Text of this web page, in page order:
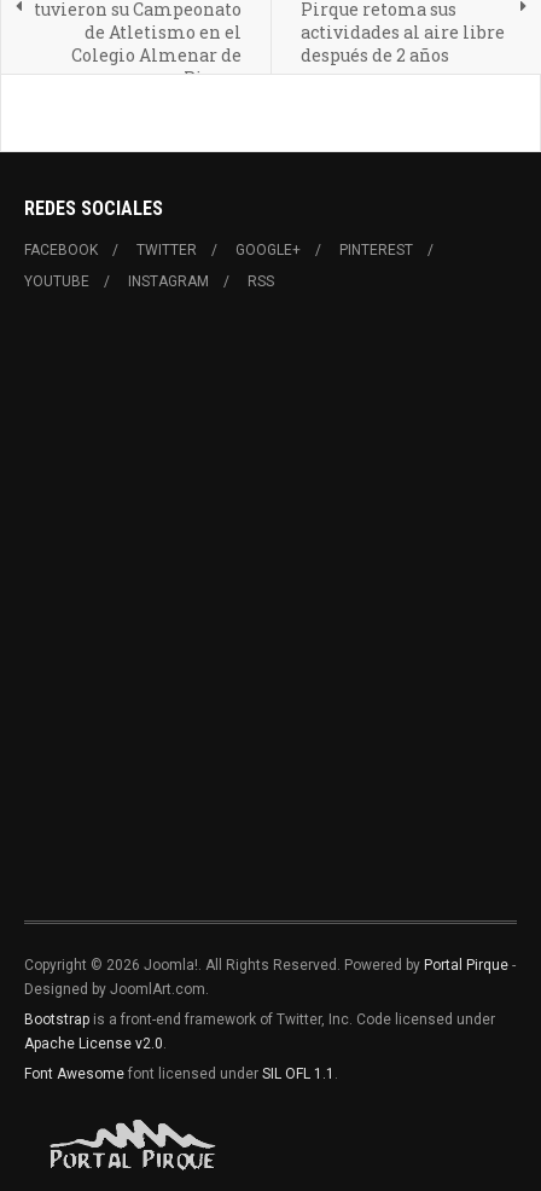
tuvieron su Campeonato
de Atletismo en el
Colegio Almenar de
Pirque
Pirque retoma sus
actividades al aire libre
después de 2 años
REDES SOCIALES
FACEBOOK TWITTER GOOGLE+
PINTEREST
YOUTUBE
INSTAGRAM RSS
Copyright © 2026 Joomla!. All Rights Reserved. Powered by Portal Pirque -
Designed by JoomlArt.com.
Bootstrap is a front-end framework of Twitter, Inc. Code licensed under
Apache License v2.0.
Font Awesome font licensed under SIL OFL 1.1 .